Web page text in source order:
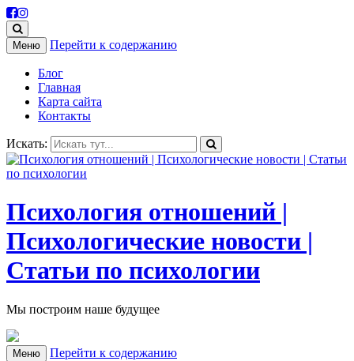
Меню Перейти к содержанию
Блог
Главная
Карта сайта
Контакты
Искать:
Психология отношений |
Психологические новости |
Статьи по психологии
Мы построим наше будущее
Меню Перейти к содержанию